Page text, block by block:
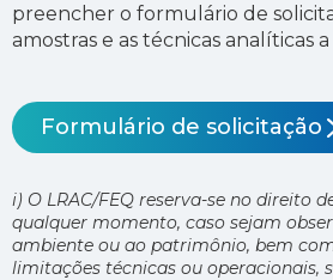
preencher o formulário de
amostras e as técnicas analíticas
Formulário de solicitação
i) O LRAC/FEQ reserva-se no direito
qualquer momento, caso sejam
ambiente ou ao patrimônio, bem
limitações técnicas ou operacionais,